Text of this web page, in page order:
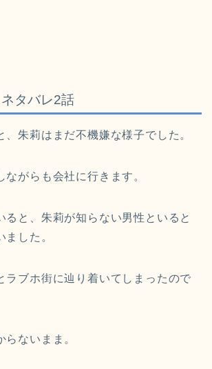
タバレ2話
、朱莉はまだ不機嫌な様子でした。
ながらも会社に行きます。
ると、朱莉が知らない男性といると
ました。
ラブホ街に辿り着いてしまったので
らないまま。